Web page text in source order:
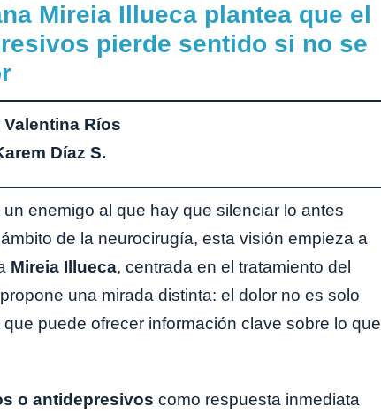
Mireia Illueca plantea que el
pierde sentido si no se
Ríos
Díaz S.
un enemigo al que hay que silenciar lo antes
de la neurocirugía, esta visión empieza a
Mireia Illueca, centrada en el tratamiento del
una mirada distinta: el dolor no es solo
puede ofrecer información clave sobre lo que
o antidepresivos como respuesta inmediata